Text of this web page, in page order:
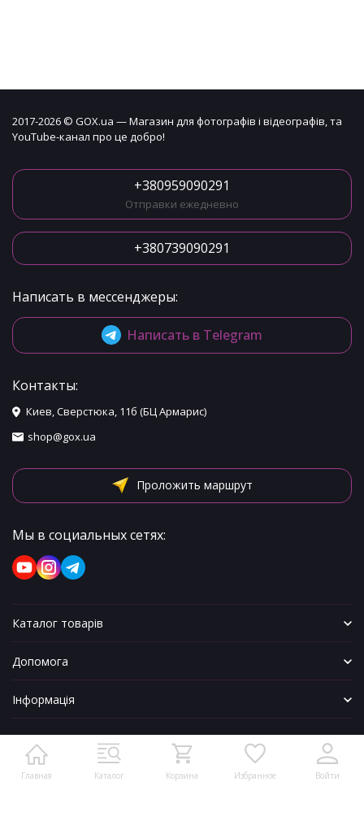
Главная Каталог Корзина Избранное Войти
2017-2026 © GOX.ua — Магазин для фотографів і відеографів, та
YouTube-канал про це добро!
+380959090291
Отправки ежедневно
+380739090291
Написать в мессенджеры:
Написать в Telegram
Контакты:
Киев, Сверстюка, 11б (БЦ Армарис)
shop@gox.ua
Проложить маршрут
Мы в социальных сетях:
Каталог товарів
Допомога
Інформація